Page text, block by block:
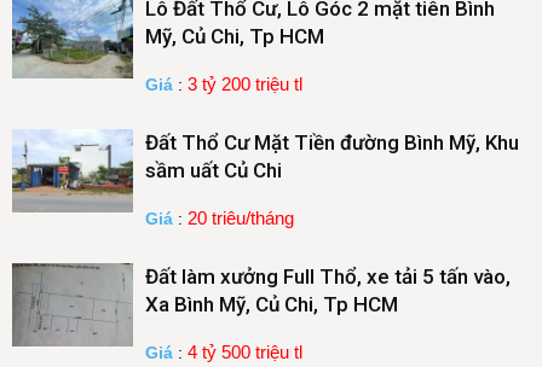
Lô Đất Thổ Cư, Lô Góc 2 mặt tiên Bình
Mỹ, Củ Chi, Tp HCM
Giá : 3 tỷ 200 triệu tl
Đất Thổ Cư Mặt Tiền đường Bình Mỹ, Khu
sầm uất Củ Chi
Giá : 20 triêu/tháng
Đất làm xưởng Full Thổ, xe tải 5 tấn vào,
Xa Bình Mỹ, Củ Chi, Tp HCM
Giá : 4 tỷ 500 triệu tl